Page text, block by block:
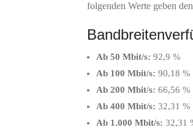
folgenden Werte geben
Ab 50 Mbit/s: 92,9 %
Ab 100 Mbit/s: 90,18 %
Ab 200 Mbit/s: 66,56 %
Ab 400 Mbit/s: 32,31 %
Ab 1.000 Mbit/s: 32,31